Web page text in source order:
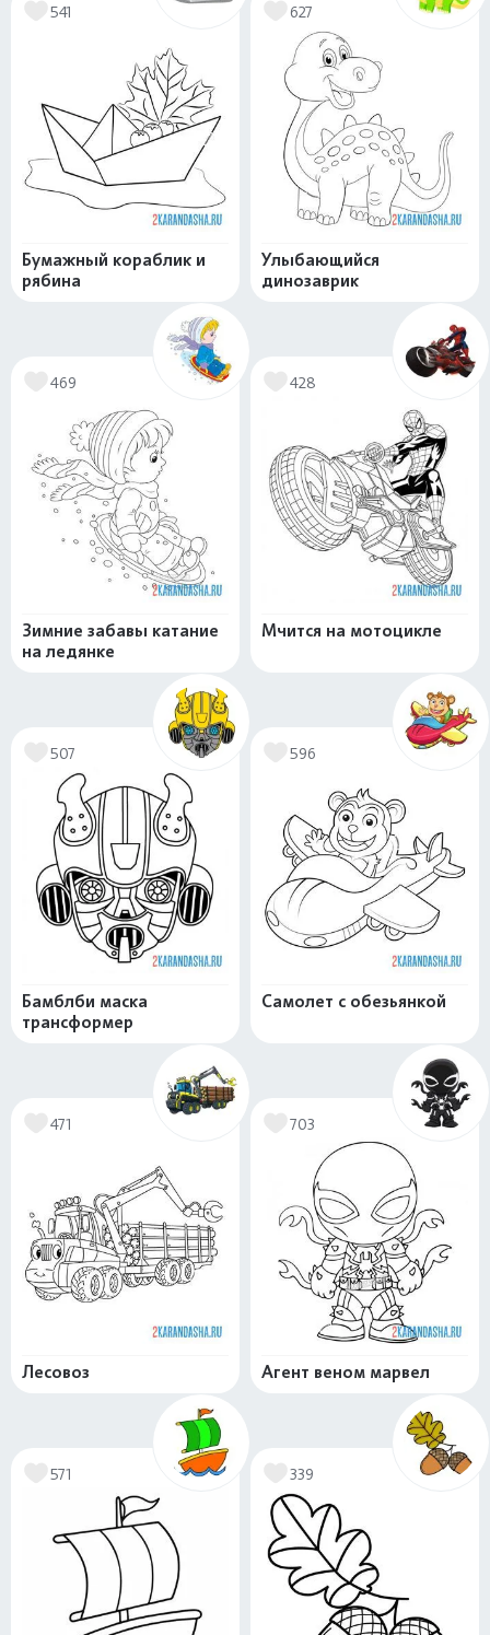
541
Бумажный кораблик и
рябина
627
Улыбающийся
динозаврик
469
Зимние забавы катание
на ледянке
428
Мчится на мотоцикле
507
Бамблби маска
трансформер
596
Самолет с обезьянкой
471
Лесовоз
703
Агент веном марвел
571 339